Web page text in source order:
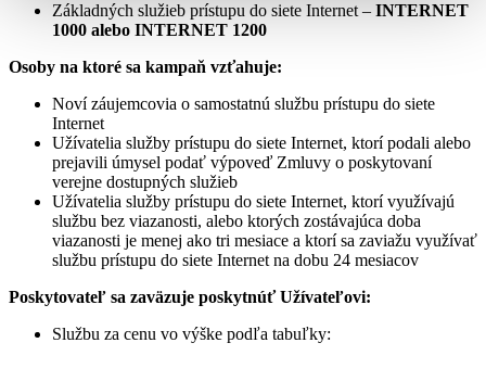
Základných služieb prístupu do siete Internet – INTERNET
1000 alebo INTERNET 1200
Osoby na ktoré sa kampaň vzťahuje:
Noví záujemcovia o samostatnú službu prístupu do siete
Internet
Užívatelia služby prístupu do siete Internet, ktorí podali alebo
prejavili úmysel podať výpoveď Zmluvy o poskytovaní
verejne dostupných služieb
Užívatelia služby prístupu do siete Internet, ktorí využívajú
službu bez viazanosti, alebo ktorých zostávajúca doba
viazanosti je menej ako tri mesiace a ktorí sa zaviažu využívať
službu prístupu do siete Internet na dobu 24 mesiacov
Poskytovateľ sa zaväzuje poskytnúť Užívateľovi:
Službu za cenu vo výške podľa tabuľky: